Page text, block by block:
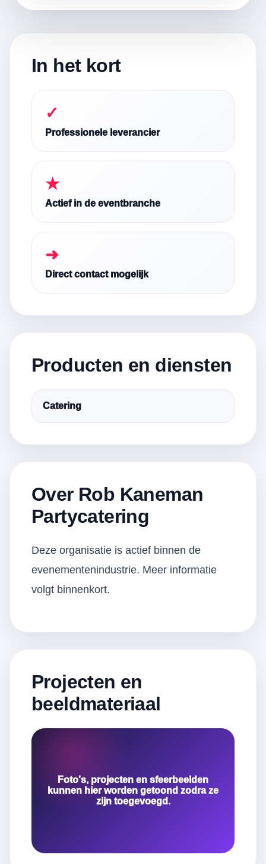
In het kort
✓
Professionele leverancier
★
Actief in de eventbranche
➜
Direct contact mogelijk
Producten en diensten
Catering
Over Rob Kaneman
Partycatering
Deze organisatie is actief binnen de
evenementenindustrie. Meer informatie
volgt binnenkort.
Projecten en
beeldmateriaal
Foto's, projecten en sfeerbeelden
kunnen hier worden getoond zodra ze
zijn toegevoegd.